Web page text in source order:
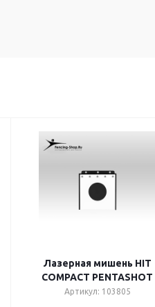
Лазерная мишень HIT
COMPACT PENTASHOT
Артикул: 103805